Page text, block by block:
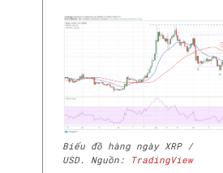
Biểu đồ hàng ngày XRP /
USD. Nguồn:
TradingView